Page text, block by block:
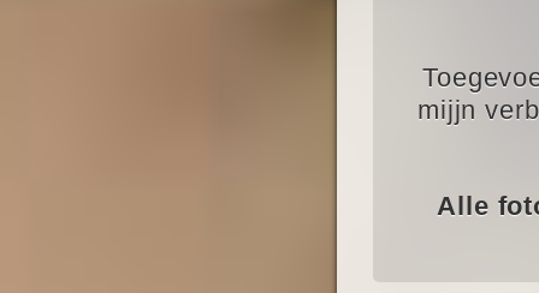
mijjn
Alle